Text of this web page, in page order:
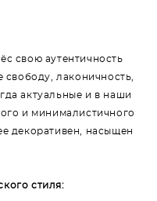
свою аутентичность
свободу, лаконичность,
актуальные и в наши
и минималистичного
декоративен, насыщен
стиля: